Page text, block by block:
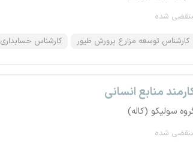
شده
کارشناس توسعه مزارع پرورش طیور کارشناس حسابداری
منابع انسانی
سولیکو (کاله)
شده